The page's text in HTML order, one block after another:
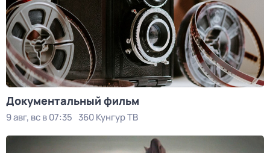
Документальный фильм
9 авг, вс в 07:35 360 Кунгур ТВ